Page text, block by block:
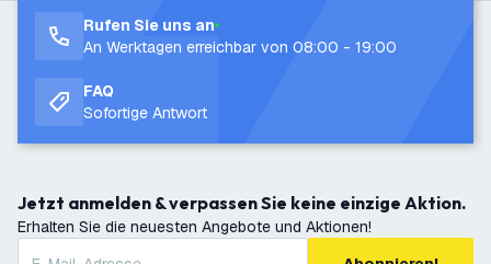
Rufen Sie uns an
An Werktagen erreichbar von 08:00 - 19:00
FAQ
Sofortige Antwort
Jetzt anmelden & verpassen Sie keine einzige Aktion.
Erhalten Sie die neuesten Angebote und Aktionen!